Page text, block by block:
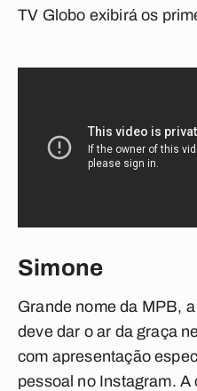
TV Globo exibirá os
Simone
Grande nome da MPB,
deve dar o ar da graça
com apresentação
pessoal no Instagram.